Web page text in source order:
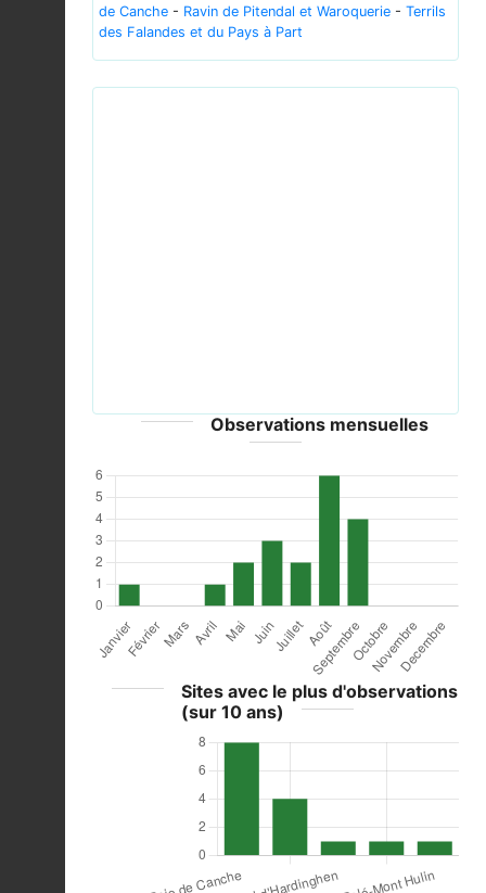
de Canche - Ravin de Pitendal et Waroquerie - Terrils
des Falandes et du Pays à Part
Observations mensuelles
Sites avec le plus d'observations
(sur 10 ans)